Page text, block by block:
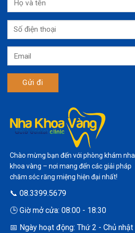
Chào mừng bạn đến với phòng khám nha
khoa vàng – nơi mang đến các giải pháp
chăm sóc răng miệng hiện đại nhất!
📞 08.3399.5679
🕒 Giờ mở cửa: 08:00 - 18:30
📅 Ngày hoạt động: Thứ 2 - Chủ nhật